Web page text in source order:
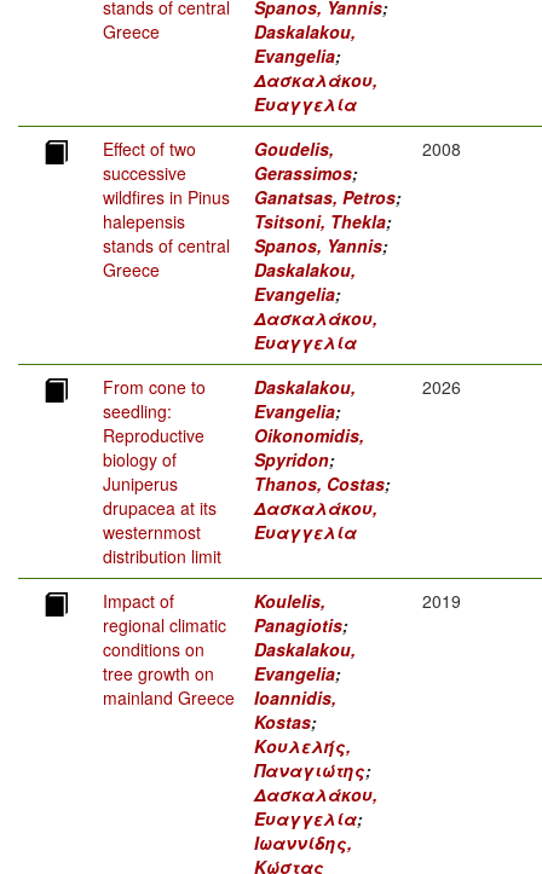
stands of central
Greece
Spanos, Yannis;
Daskalakou,
Evangelia;
Δασκαλάκου,
Ευαγγελία
Effect of two
successive
wildfires in Pinus
halepensis
stands of central
Greece
Goudelis,
Gerassimos;
Ganatsas, Petros;
Tsitsoni, Thekla;
Spanos, Yannis;
Daskalakou,
Evangelia;
Δασκαλάκου,
Ευαγγελία
2008
From cone to
seedling:
Reproductive
biology of
Juniperus
drupacea at its
westernmost
distribution limit
Daskalakou,
Evangelia;
Oikonomidis,
Spyridon;
Thanos, Costas;
Δασκαλάκου,
Ευαγγελία
2026
Impact of
regional climatic
conditions on
tree growth on
mainland Greece
Koulelis,
Panagiotis;
Daskalakou,
Evangelia;
Ioannidis,
Kostas;
Κουλελής,
Παναγιώτης;
Δασκαλάκου,
Ευαγγελία;
Ιωαννίδης,
Κώστας
2019